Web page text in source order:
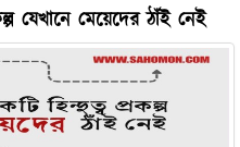
যেখানে মেয়েদের ঠাঁই নেই